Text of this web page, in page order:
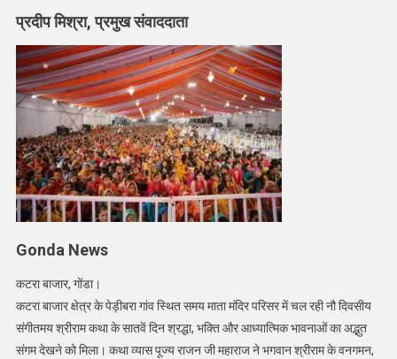
प्रदीप मिश्रा, प्रमुख संवाददाता
Gonda News
कटरा बाजार, गोंडा।
कटरा बाजार क्षेत्र के पेड़ीबरा गांव स्थित समय माता मंदिर परिसर में चल रही नौ दिवसीय
संगीतमय श्रीराम कथा के सातवें दिन श्रद्धा, भक्ति और आध्यात्मिक भावनाओं का अद्भुत
संगम देखने को मिला। कथा व्यास पूज्य राजन जी महाराज ने भगवान श्रीराम के वनगमन,